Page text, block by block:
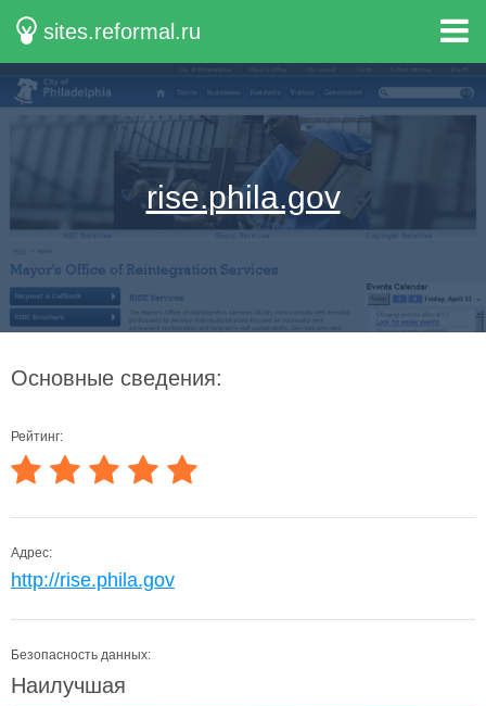
sites.reformal.ru
rise.phila.gov
Основные сведения:
Рейтинг:
Адрес:
http://rise.phila.gov
Безопасность данных:
Наилучшая